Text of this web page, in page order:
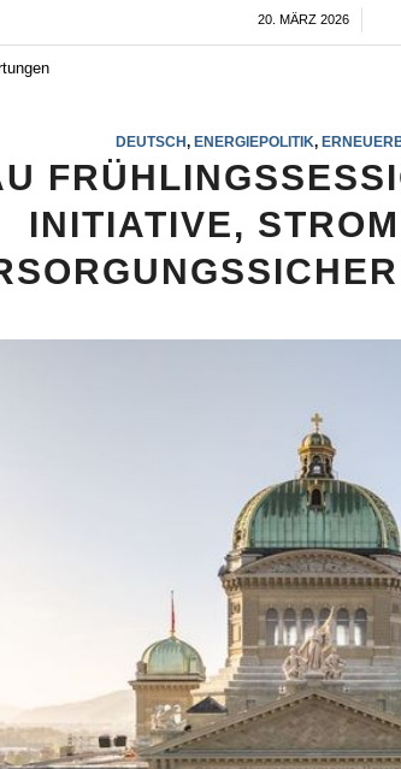
20. MÄRZ 2026
/
DEUTSCH,ENERGIEPOLITIK,
INITIATIVE,